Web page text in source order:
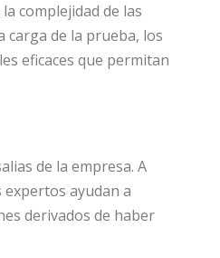
complejidad de las
carga de la prueba, los
eficaces que permitan
de la empresa. A
ayudan a
derivados de haber